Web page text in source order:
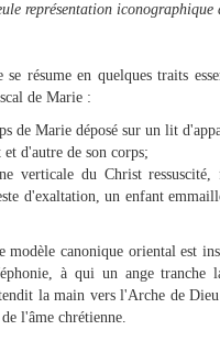
représentation iconographique
résume en quelques traits
de Marie :
de Marie déposé sur un lit
d'autre de son corps;
verticale du Christ
d'exaltation, un enfant
modèle canonique oriental est
à qui un ange
la main vers l'Arche de
l'âme chrétienne.